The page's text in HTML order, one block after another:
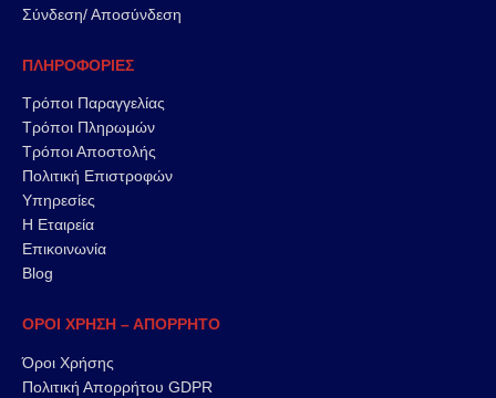
Σύνδεση/ Αποσύνδεση
ΠΛΗΡΟΦΟΡΙΕΣ
Τρόποι Παραγγελίας
Τρόποι Πληρωμών
Τρόποι Αποστολής
Πολιτική Επιστροφών
Υπηρεσίες
Η Εταιρεία
Επικοινωνία
Blog
ΟΡΟΙ ΧΡΗΣΗ – ΑΠΟΡΡΗΤΟ
Όροι Χρήσης
Πολιτική Απορρήτου GDPR